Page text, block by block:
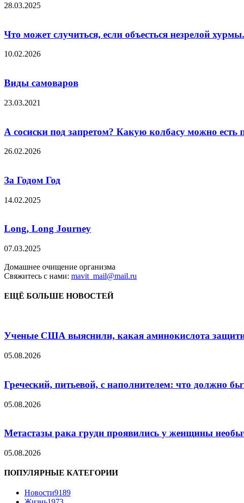
28.03.2025
Что может случиться, если объесться незрелой
10.02.2026
Виды самоваров
23.03.2021
А сосиски под запретом? Какую колбасу можно есть
26.02.2026
За Годом Год
14.02.2025
Long, Long Journey
07.03.2025
Домашнее очищение организма
Свяжитесь с нами: mavit_mail@mail.ru
ЕЩЁ БОЛЬШЕ НОВОСТЕЙ
Ученые США выяснили, какая аминокислота
05.08.2026
Греческий, питьевой, с наполнителем: что должно
05.08.2026
Метастазы рака груди проявились у женщины
05.08.2026
ПОПУЛЯРНЫЕ КАТЕГОРИИ
Новости9189